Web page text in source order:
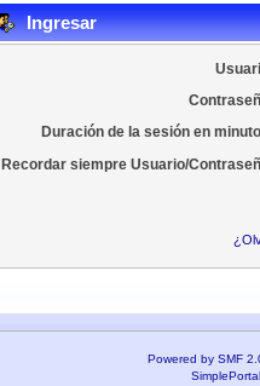
Ingresar
Duración de la sesión en
Recordar siempre Usuario/
Powered by SMF